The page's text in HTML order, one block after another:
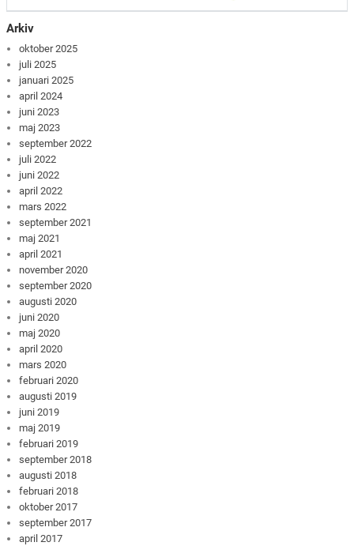
Arkiv
oktober 2025
juli 2025
januari 2025
april 2024
juni 2023
maj 2023
september 2022
juli 2022
juni 2022
april 2022
mars 2022
september 2021
maj 2021
april 2021
november 2020
september 2020
augusti 2020
juni 2020
maj 2020
april 2020
mars 2020
februari 2020
augusti 2019
juni 2019
maj 2019
februari 2019
september 2018
augusti 2018
februari 2018
oktober 2017
september 2017
april 2017